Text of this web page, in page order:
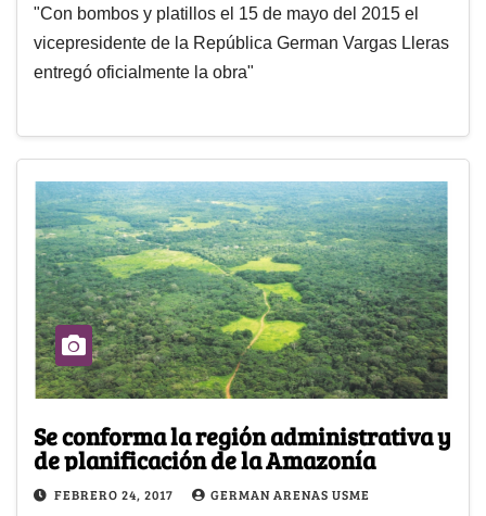
"Con bombos y platillos el 15 de mayo del 2015 el
vicepresidente de la República German Vargas Lleras
entregó oficialmente la obra"
Se conforma la región administrativa y
de planificación de la Amazonía
FEBRERO 24, 2017 GERMAN ARENAS USME